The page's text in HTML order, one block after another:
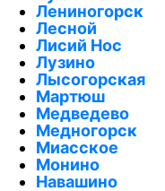
Лениногорск
Лесной
Лисий Нос
Лузино
Лысогорская
Мартюш
Медведево
Медногорск
Миасское
Монино
Навашино